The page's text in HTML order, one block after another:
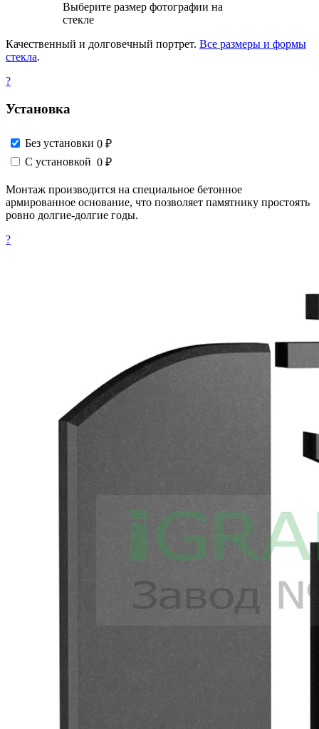
Выберите размер фотографии на
стекле
Качественный и долговечный портрет. Все размеры и формы
стекла.
?
Установка
Без установки 0 ₽
С установкой 0 ₽
Монтаж производится на специальное бетонное
армированное основание, что позволяет памятнику простоять
ровно долгие-долгие годы.
?